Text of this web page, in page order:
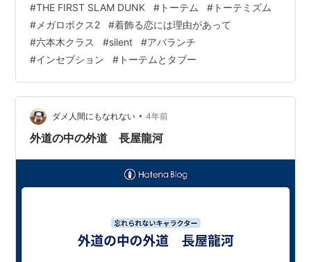
で読んだ記憶がある。まあでも自分の中では幽遊白書は
何回も読み直すぐらい好きだったが、スラダンは1回読ん
だきりだったので。うっすらした記憶のままで鑑賞。い
やー、しかし…めちゃ面白かった！ 90点だ。ハラハラド
キドキするスポーツゲーム、フィクションだけれども、
面白い。「黒子のバス…
#THE FIRST SLAM DUNK # トーテム # トーテミズム
# メガロボクス2 #着飾る恋には理由があって
#六本木クラス #silent #アバランチ
#インセプション # トーテムとタブー
ダメ人間にもなれない • 4年前
外道の中の外道 長屋龍河